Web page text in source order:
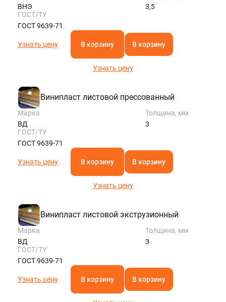
ВНЭ
3,5
ГОСТ/ТУ
ГОСТ 9639-71
Узнать цену В корзину В корзину
Узнать цену
Винипласт листовой прессованный
Марка
ВД
Толщина, мм
3
ГОСТ/ТУ
ГОСТ 9639-71
Узнать цену В корзину В корзину
Узнать цену
Винипласт листовой экструзионный
Марка
ВД
Толщина, мм
3
ГОСТ/ТУ
ГОСТ 9639-71
Узнать цену В корзину В корзину